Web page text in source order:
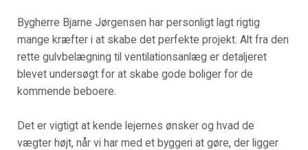
Bygherre Bjarne Jørgensen har personligt lagt rigtig
mange kræfter i at skabe det perfekte projekt. Alt fra den
rette gulvbelægning til ventilationsanlæg er detaljeret
blevet undersøgt for at skabe gode boliger for de
kommende beboere.
Det er vigtigt at kende lejernes ønsker og hvad de
vægter højt, når vi har med et byggeri at gøre, der ligger